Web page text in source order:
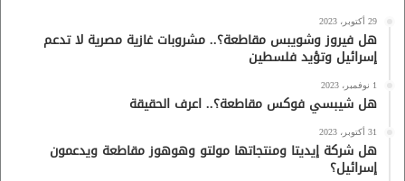
29 أكتوبر، 2023
هل فيروز وشويبس مقاطعة؟.. مشروبات غازية مصرية لا تدعم
إسرائيل وتؤيد فلسطين
1 نوفمبر، 2023
هل شيبسي فوكس مقاطعة؟.. اعرف الحقيقة
31 أكتوبر، 2023
هل شركة إيديتا ومنتجاتها مولتو وهوهوز مقاطعة ويدعمون
إسرائيل؟